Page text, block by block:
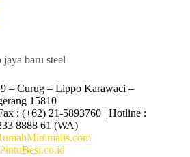
– Curug – Lippo Karawaci –
15810
: (+62) 21-5893760 | Hotline :
8888 61 (WA)